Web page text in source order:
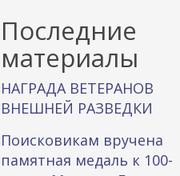
к
а
Последние
материалы
НАГРАДА ВЕТЕРАНОВ
ВНЕШНЕЙ РАЗВЕДКИ
Поисковикам вручена
памятная медаль к 100-